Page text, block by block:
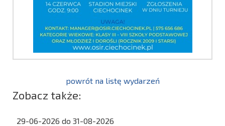
powrót na listę wydarzeń
Zobacz także:
29-06-2026 do 31-08-2026